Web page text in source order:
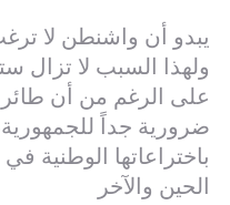
يبدو أن واشنطن لا
ولهذا السبب لا تزال
ضرورية جداً
باختراعاتها الوطنية
الحين والآخر